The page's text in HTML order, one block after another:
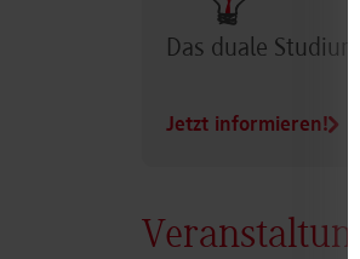
Das duale
Jetzt informieren!